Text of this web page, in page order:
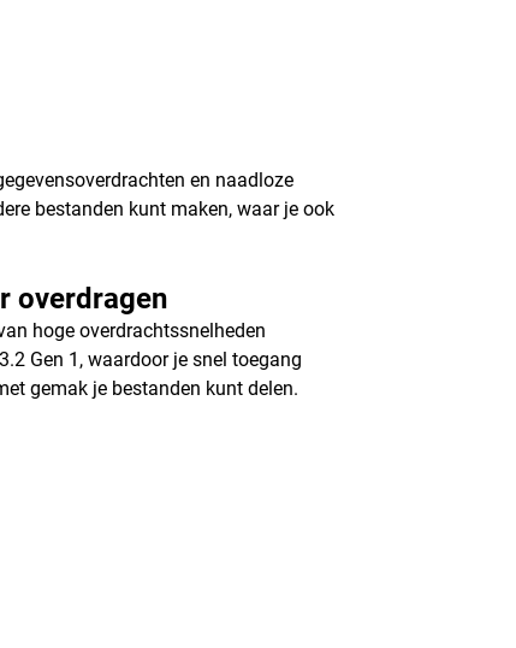
en naadloze
bestanden kunt maken, waar je ook
overdragen
hoge overdrachtssnelheden
Gen 1, waardoor je snel toegang
gemak je bestanden kunt delen.